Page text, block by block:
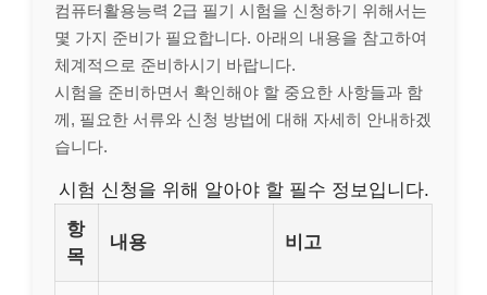
컴퓨터활용능력 2급 필기 시험을 신청하기 위해서는
몇 가지 준비가 필요합니다. 아래의 내용을 참고하여
체계적으로 준비하시기 바랍니다.
시험을 준비하면서 확인해야 할 중요한 사항들과 함
께, 필요한 서류와 신청 방법에 대해 자세히 안내하겠
습니다.
시험 신청을 위해 알아야 할 필수 정보입니다.
항
목
내용 비고